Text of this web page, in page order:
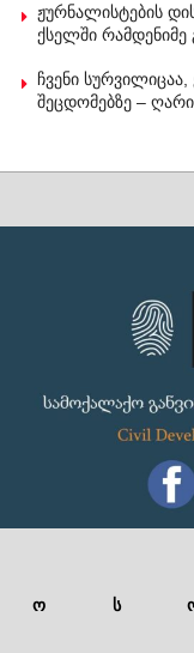
ჟურნალისტების
ქსელში
ჩვენი
შეცდომებზე –
ო ს